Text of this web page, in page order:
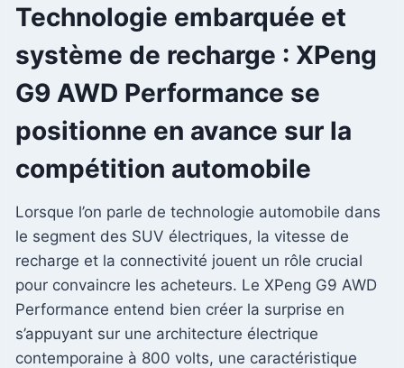
Technologie embarquée et
système de recharge : XPeng
G9 AWD Performance se
positionne en avance sur la
compétition automobile
Lorsque l’on parle de technologie automobile dans
le segment des SUV électriques, la vitesse de
recharge et la connectivité jouent un rôle crucial
pour convaincre les acheteurs. Le XPeng G9 AWD
Performance entend bien créer la surprise en
s’appuyant sur une architecture électrique
contemporaine à 800 volts, une caractéristique